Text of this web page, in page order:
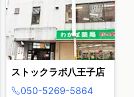
ストックラボ八王子店
050-5269-5864